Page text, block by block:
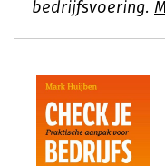
bedrijfsvoering.